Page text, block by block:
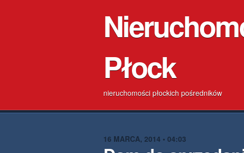
Płock
nieruchomości płockich pośredników
16 MARCA, 2014 • 04:03